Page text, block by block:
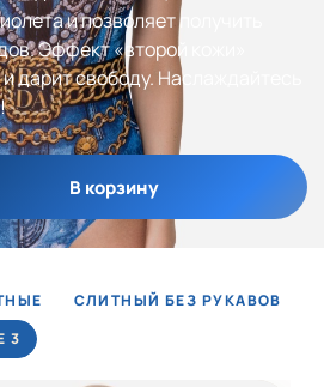
и позволяет получить
Эффект «второй кожи»
дарит свободу. Наслаждайтесь
В корзину
СЛИТНЫЙ БЕЗ РУКАВОВ
3